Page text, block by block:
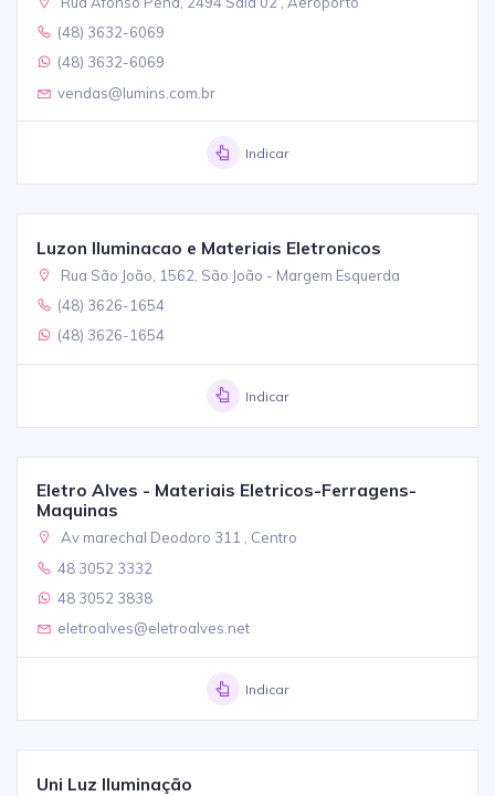
(48) 3632-6069
(48) 3632-6069
vendas@lumins.com.br
Indicar
Luzon Iluminacao e Materiais Eletronicos
Rua São João, 1562, São João - Margem Esquerda
(48) 3626-1654
(48) 3626-1654
Indicar
Eletro Alves - Materiais Eletricos-Ferragens-
Maquinas
Av marechal Deodoro 311 , Centro
48 3052 3332
48 3052 3838
eletroalves@eletroalves.net
Indicar
Uni Luz Iluminação